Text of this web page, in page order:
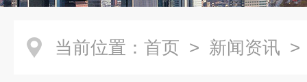
当前位置： 首页 > 新闻资讯 >